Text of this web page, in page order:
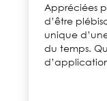
Appréciées
d’être
unique
du temps.